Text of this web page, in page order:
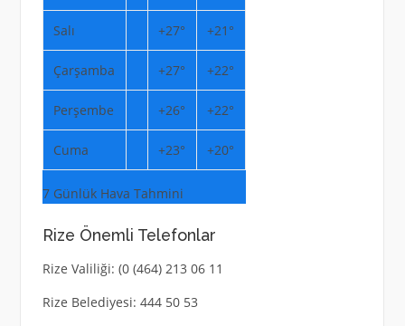
Salı +27° +21°
Çarşamba +27° +22°
Perşembe +26° +22°
Cuma +23° +20°
7 Günlük Hava Tahmini
Rize Önemli Telefonlar
Rize Valiliği: (0 (464) 213 06 11
Rize Belediyesi: 444 50 53